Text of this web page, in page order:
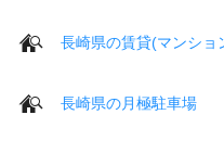
長崎県の賃貸(マンショ
長崎県の月極駐車場